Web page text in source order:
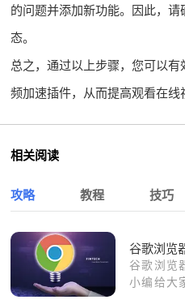
的问题并添加新功能。因此，
态。
总之，通过以上步骤，您可以
频加速插件，从而提高观看在线
相关阅读
攻略 教程 技巧
谷歌浏览
谷歌浏览
小编给大